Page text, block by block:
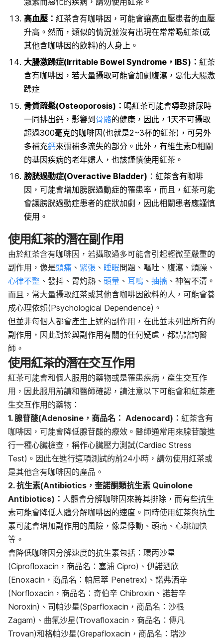
高血壓： 紅茶含有咖啡因，可能會讓高血壓患者的血壓
升高。然而，類似的情況並沒有出現在常常喝紅茶(或
其他含咖啡因的飲料)的人身上。
大腸激躁症(Irritable Bowel Syndrome，IBS)： 紅茶
含有咖啡因，若大量攝取可能會加劇腹瀉，惡化大腸激
躁症
骨質疏鬆(Osteoporosis)： 喝紅茶可能會導致排尿時
一同排出鈣，影響到骨骼的健康，因此，1天不可攝取
超過300毫克的咖啡因(也就是2~3杯的紅茶)，可另外
多補充鈣來彌補多流失的部分。此外，有維生素D相關
的基因疾病的老年婦人，也該謹慎使用紅茶。
膀胱過動症(Overactive Bladder) ：紅茶含有咖啡
因，可能會增加膀胱過動症的罹患率，而且，紅茶可能
會讓膀胱過動症患者的症狀加劇，因此相關患者應謹慎
使用。
使用紅茶的潛在副作用
由於紅茶含有咖啡因，若攝取過多可能會引起輕微至嚴重的
副作用，像是頭痛 、 緊張 、 睡眠問題、嘔吐、腹瀉、煩躁、
心律不整 、發抖、胃灼熱、 頭暈 、 耳鳴 、 抽搐 、神智不清。
而且，常大量攝取紅茶或其他含咖啡因飲料的人，可能會養
成心理依賴(Psychological Dependence)。
但並非每個人都會產生上述的副作用，在此並未列出所有的
副作用，因此對於與副作用有關的任何疑慮，都請諮詢醫
師。
使用紅茶的潛在交互作用
紅茶可能會和個人服用的藥物或是罹患疾病，產生交互作
用，因此服用前請和醫師確認，請注意以下可能會和紅茶產
生交互作用的藥物：
1. 腺苷酸(Adenosine，商品名： Adenocard)： 紅茶含有
咖啡因，可能會降低腺苷酸的療效。醫師通常用來腺苷酸進
行一種心臟檢查，稱作心臟壓力測試(Cardiac Stress
Test)。因此在進行這項測試的前24小時，請勿使用紅茶或
是其他含有咖啡因的產品。
2. 抗生素(Antibiotics，奎諾酮類抗生素 Quinolone
Antibiotics)： 人體會分解咖啡因來將其排除，而有些抗生
素可能會降低人體分解咖啡因的速度。同時使用紅茶與抗生
素可能會增加副作用的風險，像是悸動、頭痛、心跳加快
等。
會降低咖啡因分解速度的抗生素包括：環丙沙星
(Ciprofloxacin，商品名：塞浦 Cipro)、伊諾洒欣
(Enoxacin，商品名：帕尼萃 Penetrex)、諾弗洒辛
(Norfloxacin，商品名：奇伯辛 Chibroxin、諾若辛
Noroxin)、司帕沙星(Sparfloxacin，商品名：沙根
Zagam)、曲氟沙星(Trovafloxacin，商品名：傳凡
Trovan)和格帕沙星(Grepafloxacin，商品名：瑞沙